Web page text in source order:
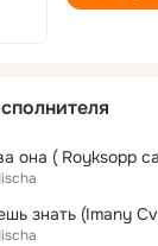
она ( Royksopp
знать (Imany